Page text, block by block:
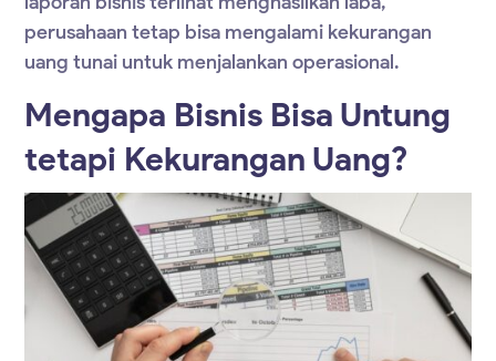
perusahaan tetap bisa mengalami kekurangan
uang tunai untuk menjalankan operasional.
Mengapa Bisnis Bisa Untung
tetapi Kekurangan Uang?